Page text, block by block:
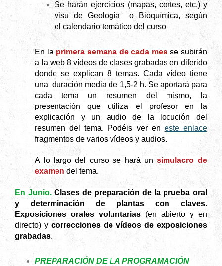
Se harán ejercicios (mapas, cortes, etc.) y
visu de Geología o Bioquímica, según
elcalendario temático delcurso.
En la primera semana de cada mes se subirán
a la web 8 vídeos de clases grabadas en diferido
donde se explican 8 temas. Cada vídeo tiene
una duración media de 1,5-2 h. Se aportará para
cada tema un resumen del mismo, la
presentación que utiliza el profesor en la
explicación y un audio de la locución del
resumen del tema. Podéis ver en este enlace
fragmentos de varios vídeos y audios.
A lo largo del curso se hará un simulacro de
examen del tema.
En Junio. Clases de preparación de la prueba oral
y determinación de plantas con claves.
Exposiciones orales voluntarias (en abierto y en
directo) ycorrecciones de vídeos de exposiciones
grabadas.
PREPARACIÓN DE LA PROGRAMACIÓN